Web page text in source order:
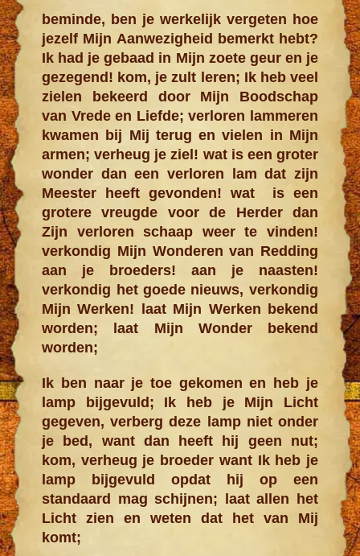
beminde, ben je werkelijk vergeten hoe
jezelf Mijn Aanwezigheid bemerkt hebt?
Ik had je gebaad in Mijn zoete geur en je
gezegend! kom, je zult leren; Ik heb veel
zielen bekeerd door Mijn Boodschap
van Vrede en Liefde; verloren lammeren
kwamen bij Mij terug en vielen in Mijn
armen; verheug je ziel! wat is een groter
wonder dan een verloren lam dat zijn
Meester heeft gevonden! wat is een
grotere vreugde voor de Herder dan
Zijn verloren schaap weer te vinden!
verkondig Mijn Wonderen van Redding
aan je broeders! aan je naasten!
verkondig het goede nieuws, verkondig
Mijn Werken! laat Mijn Werken bekend
worden; laat Mijn Wonder bekend
worden;
Ik ben naar je toe gekomen en heb je
lamp bijgevuld; Ik heb je Mijn Licht
gegeven, verberg deze lamp niet onder
je bed, want dan heeft hij geen nut;
kom, verheug je broeder want Ik heb je
lamp bijgevuld opdat hij op een
standaard mag schijnen; laat allen het
Licht zien en weten dat het van Mij
komt;